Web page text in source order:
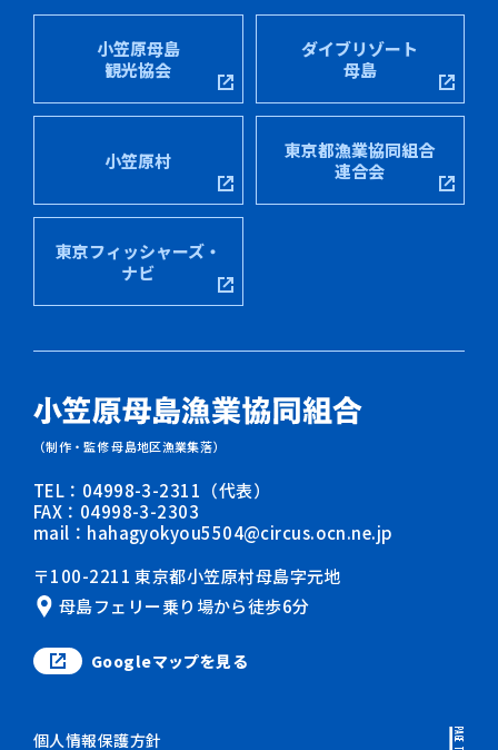
小笠原母島
観光協会
ダイブリゾート
母島
小笠原村
東京都漁業協同組合
連合会
東京フィッシャーズ・
ナビ
（制作・監修 母島地区漁業集落）
TEL：04998-3-2311（代表）
FAX：04998-3-2303
mail：hahagyokyou5504@circus.ocn.ne.jp
〒100-2211 東京都小笠原村母島字元地
母島フェリー乗り場から徒歩6分
Googleマップを見る
個人情報保護方針 PAGE TOP